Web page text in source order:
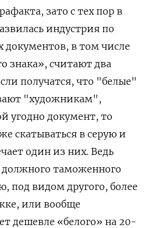
зато с тех пор в
индустрия по
в том числе
знака», считают два
получатся, что "белые"
"художникам",
угодно документ, то
скатываться в серую и
один из них. Ведь
должного таможенного
под видом другого, более
или вообще
дешевле «белого» на 20-